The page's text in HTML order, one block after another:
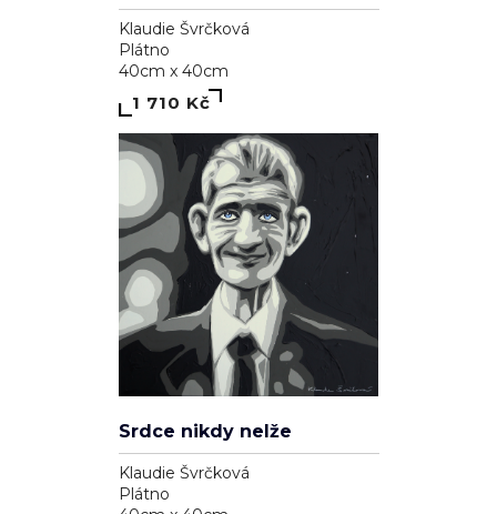
Klaudie Švrčková
Plátno
40cm x 40cm
1 710 Kč
Srdce nikdy nelže
Klaudie Švrčková
Plátno